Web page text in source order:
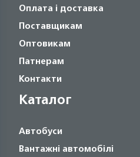
Оплата і доставка
Поставщикам
Оптовикам
Патнерам
Контакти
Каталог
Автобуси
Вантажні автомобілі